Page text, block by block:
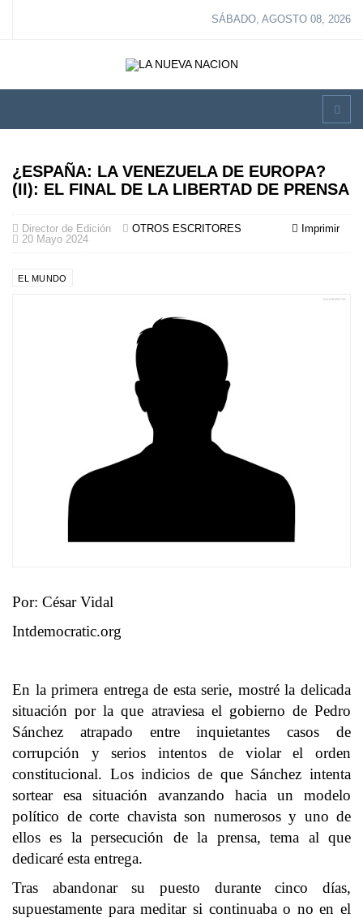
SÁBADO, AGOSTO 08, 2026
¿ESPAÑA: LA VENEZUELA DE EUROPA?
(II): EL FINAL DE LA LIBERTAD DE PRENSA
Imprimir
Director de Edición
OTROS ESCRITORES
20 Mayo 2024
EL MUNDO
Por: César Vidal
Intdemocratic.org
En la primera entrega de esta serie, mostré la delicada
situación por la que atraviesa el gobierno de Pedro
Sánchez atrapado entre inquietantes casos de
corrupción y serios intentos de violar el orden
constitucional. Los indicios de que Sánchez intenta
sortear esa situación avanzando hacia un modelo
político de corte chavista son numerosos y uno de
ellos es la persecución de la prensa, tema al que
dedicaré esta entrega.
Tras abandonar su puesto durante cinco días,
supuestamente para meditar si continuaba o no en el